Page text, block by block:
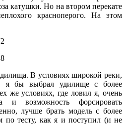
катушки. Но на втором перекате
красноперого. На этом
В условиях широкой реки,
я бы выбрал удилище с более
же условиях, где ловил я, очень
и возможность форсировать
лучше брать модель с более
по тесту, как я и поступил (и не